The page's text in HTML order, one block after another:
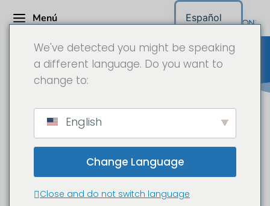
Menú
Landesimmobilien Burgenland
GmbH - Documental en time-
lapse de la renovación del
castillo de Schlaining
We've detected you might be speaking
a different language. Do you want to
change to:
English
Change Language
Close and do not switch language
Español